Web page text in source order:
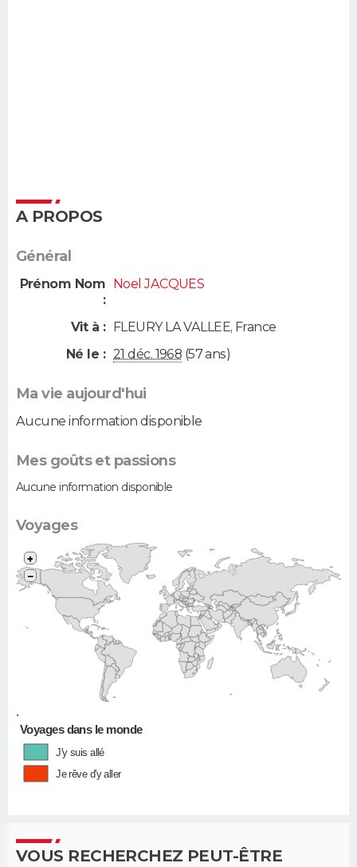
A PROPOS
Général
Prénom Nom
:
Noel JACQUES
Vit à : FLEURY LA VALLEE, France
Né le : 21 déc. 1968 (57 ans)
Ma vie aujourd'hui
Aucune information disponible
Mes goûts et passions
Aucune information disponible
Voyages
•
+
−
Voyages dans le monde
J'y suis allé
Je rêve d'y aller
VOUS RECHERCHEZ PEUT-ÊTRE